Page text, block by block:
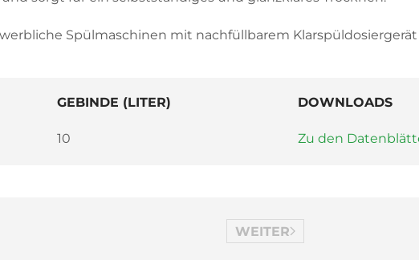
Spülmaschinen mit nachfüllbarem Klarspüldosiergerät
GEBINDE (LITER)
10
DOWNLOADS
Zu den
WEITER